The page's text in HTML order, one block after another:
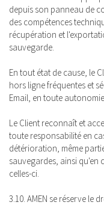
depuis son panneau de
des compétences
récupération et
sauvegarde.
En tout état de cause, le
hors ligne fréquentes et
Email, en toute
Le Client reconnaît et
toute responsabilité en
détérioration, même
sauvegardes, ainsi qu'en
celles-ci.
3.10. AMEN se réserve le